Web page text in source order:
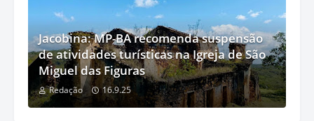
Jacobina: MP-BA recomenda suspensão
de atividades turísticas na Igreja de São
Miguel das Figuras
Redação 16.9.25